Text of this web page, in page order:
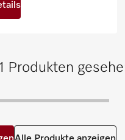
Produkten